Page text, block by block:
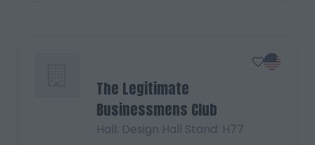
The Legitimate
Businessmens Club
Hall: Design Hall Stand: H77